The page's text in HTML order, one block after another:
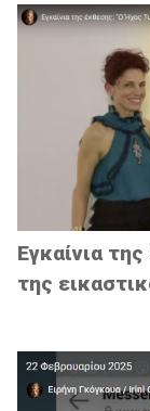
Εγκαίνια
της